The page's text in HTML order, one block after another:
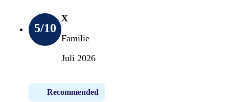
5/10
X
Familie
Juli 2026
Recommended